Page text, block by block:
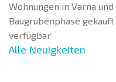
Wohnungen in Varna
Baugrubenphase
verfügbar
Alle Neuigkeiten